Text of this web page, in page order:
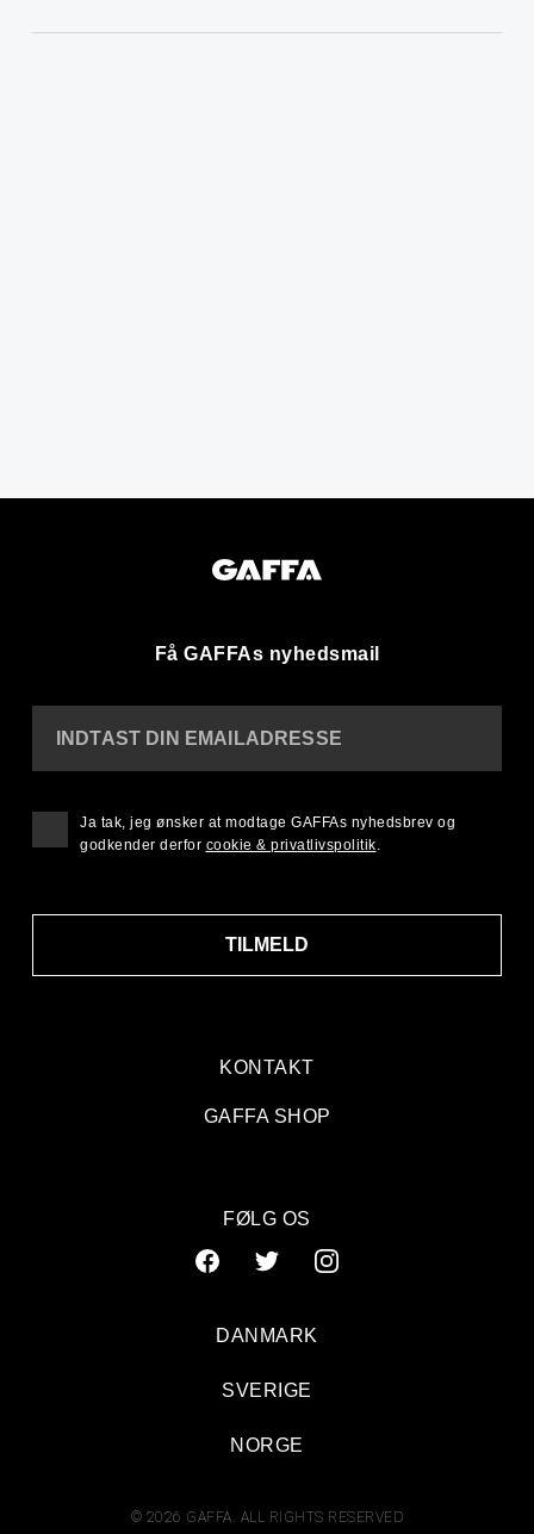
Få GAFFAs nyhedsmail
KONTAKT
GAFFA SHOP
INDTAST DIN EMAILADRESSE
TILMELD
Ja tak, jeg ønsker at modtage GAFFAs nyhedsbrev og
godkender derfor cookie & privatlivspolitik.
FØLG OS
© 2026 GAFFA. ALL RIGHTS RESERVED
DANMARK
SVERIGE
NORGE